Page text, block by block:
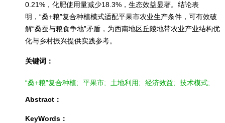
0.21%，化肥使用量减少18.3%，生态效益显著。结论表
明，“桑+粮”复合种植模式适配平果市农业生产条件，可有效破
解“桑蚕与粮食争地”矛盾，为西南地区丘陵地带农业产业结构优
化与乡村振兴提供实践参考。
关键词：
“桑+粮”复合种植; 平果市; 土地利用; 经济效益; 技术模式;
Abstract：
KeyWords：